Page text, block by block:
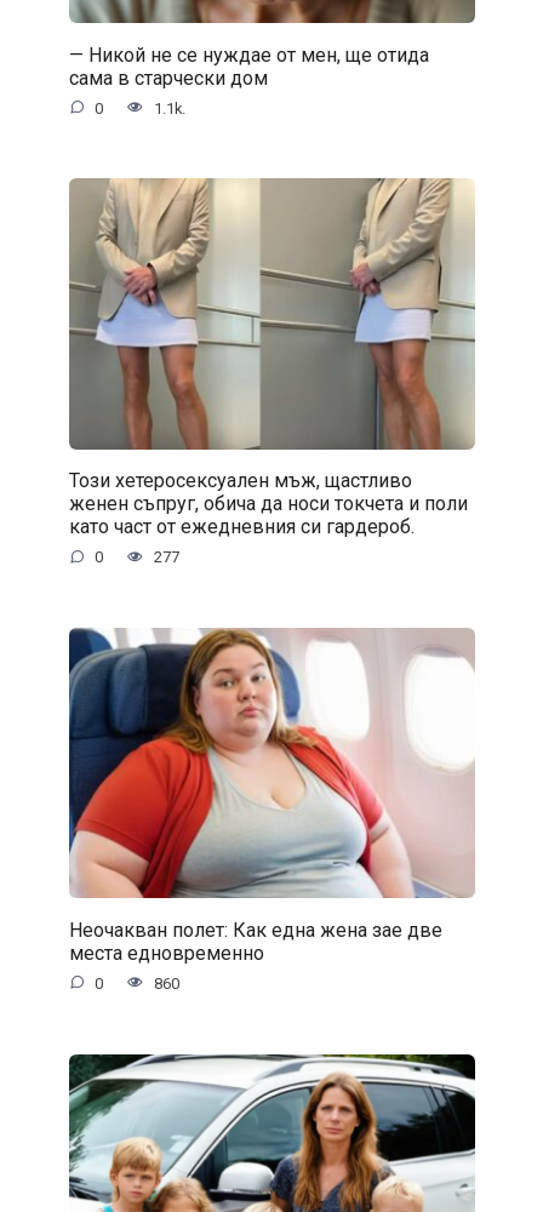
— Никой не се нуждае от мен, ще отида
сама в старчески дом
0 1.1k.
Този хетеросексуален мъж, щастливо
женен съпруг, обича да носи токчета и поли
като част от ежедневния си гардероб.
0 277
Неочакван полет: Как една жена зае две
места едновременно
0 860